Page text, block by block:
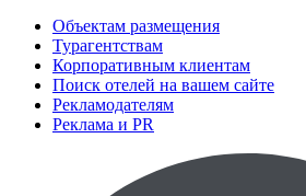
Объектам размещения
Турагентствам
Корпоративным клиентам
Поиск отелей на вашем сайте
Рекламодателям
Реклама и PR